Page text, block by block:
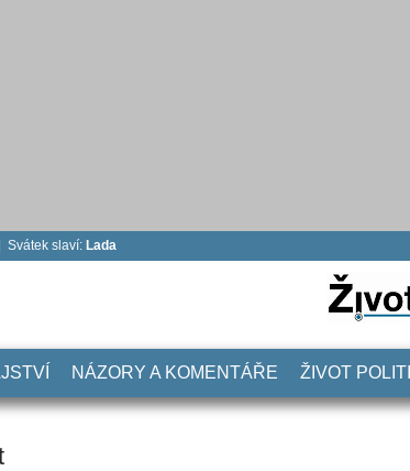
Svátek slaví: Lada
NÁZORY A KOMENTÁŘE ŽIVOT